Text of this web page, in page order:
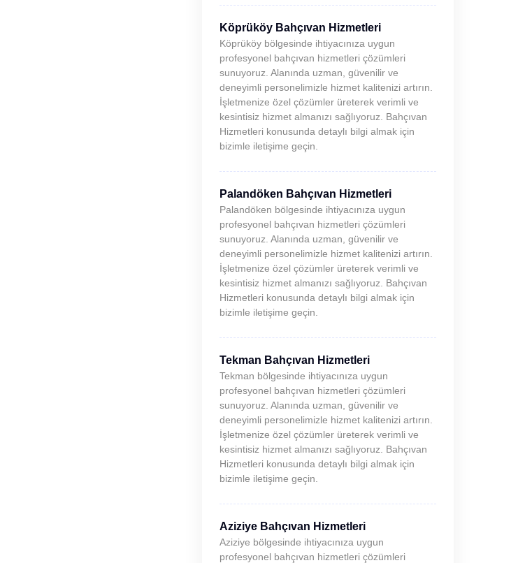
Köprüköy Bahçıvan Hizmetleri
Köprüköy bölgesinde ihtiyacınıza uygun
profesyonel bahçıvan hizmetleri çözümleri
sunuyoruz. Alanında uzman, güvenilir ve
deneyimli personelimizle hizmet kalitenizi artırın.
İşletmenize özel çözümler üreterek verimli ve
kesintisiz hizmet almanızı sağlıyoruz. Bahçıvan
Hizmetleri konusunda detaylı bilgi almak için
bizimle iletişime geçin.
Palandöken Bahçıvan Hizmetleri
Palandöken bölgesinde ihtiyacınıza uygun
profesyonel bahçıvan hizmetleri çözümleri
sunuyoruz. Alanında uzman, güvenilir ve
deneyimli personelimizle hizmet kalitenizi artırın.
İşletmenize özel çözümler üreterek verimli ve
kesintisiz hizmet almanızı sağlıyoruz. Bahçıvan
Hizmetleri konusunda detaylı bilgi almak için
bizimle iletişime geçin.
Tekman Bahçıvan Hizmetleri
Tekman bölgesinde ihtiyacınıza uygun
profesyonel bahçıvan hizmetleri çözümleri
sunuyoruz. Alanında uzman, güvenilir ve
deneyimli personelimizle hizmet kalitenizi artırın.
İşletmenize özel çözümler üreterek verimli ve
kesintisiz hizmet almanızı sağlıyoruz. Bahçıvan
Hizmetleri konusunda detaylı bilgi almak için
bizimle iletişime geçin.
Aziziye Bahçıvan Hizmetleri
Aziziye bölgesinde ihtiyacınıza uygun
profesyonel bahçıvan hizmetleri çözümleri